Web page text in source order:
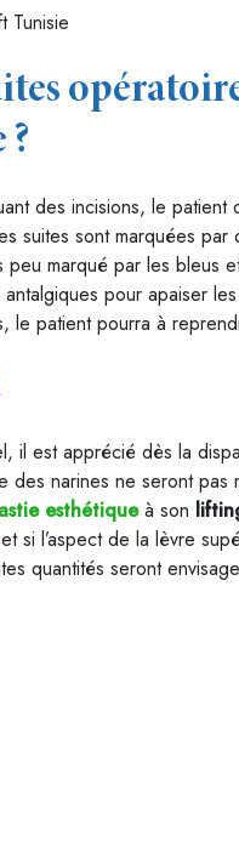
Tunisie
des incisions, le patient
suites sont marquées
peu marqué par les bleus
pour apaiser
le patient pourra à
il est apprécié dès la
des narines ne seront
esthétiqueà son
si l’aspect de la lèvre
quantités seront